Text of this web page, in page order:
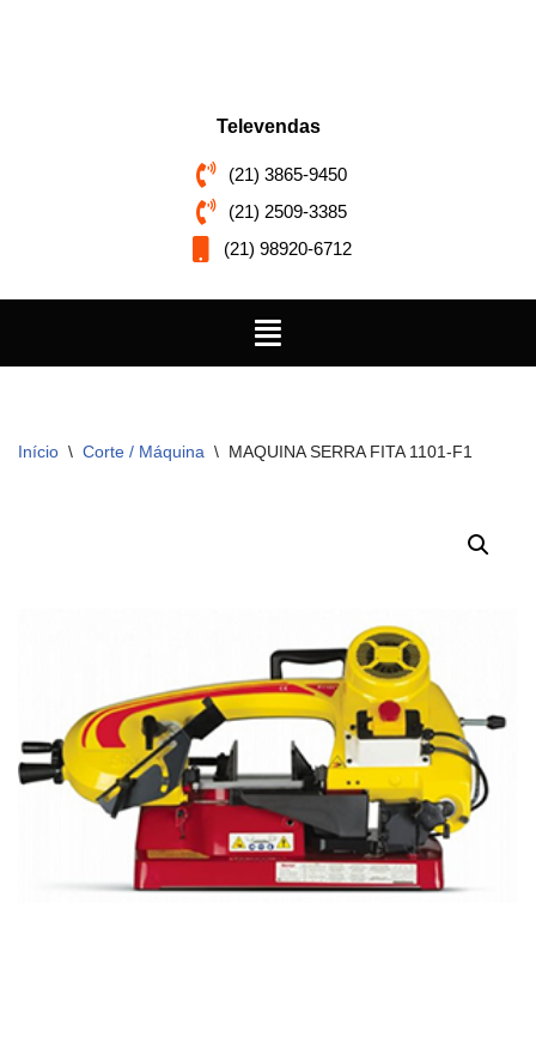
Televendas
(21) 3865-9450
(21) 2509-3385
(21) 98920-6712
Início \ Corte / Máquina \ MAQUINA SERRA FITA 1101-F1